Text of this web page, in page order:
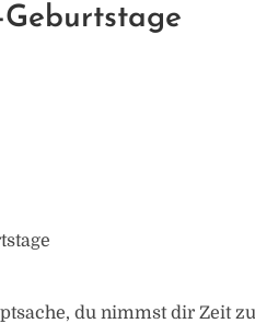
du nimmst dir Zeit